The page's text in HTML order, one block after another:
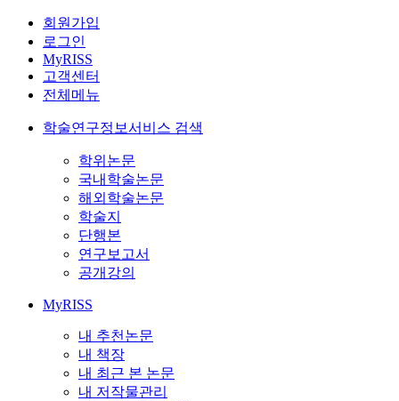
회원가입
로그인
MyRISS
고객센터
전체메뉴
학술연구정보서비스 검색
학위논문
국내학술논문
해외학술논문
학술지
단행본
연구보고서
공개강의
MyRISS
내 추천논문
내 책장
내 최근 본 논문
내 저작물관리